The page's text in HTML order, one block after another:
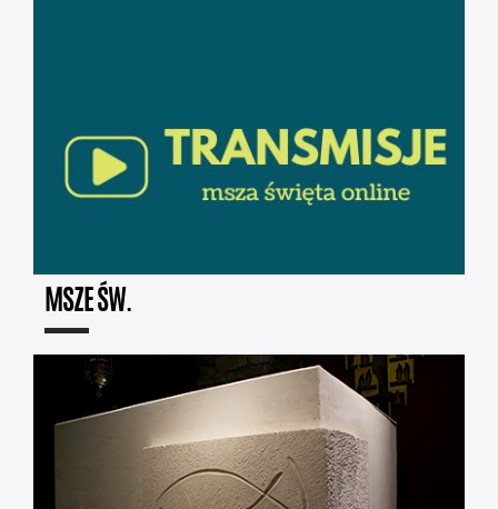
MSZE ŚW.